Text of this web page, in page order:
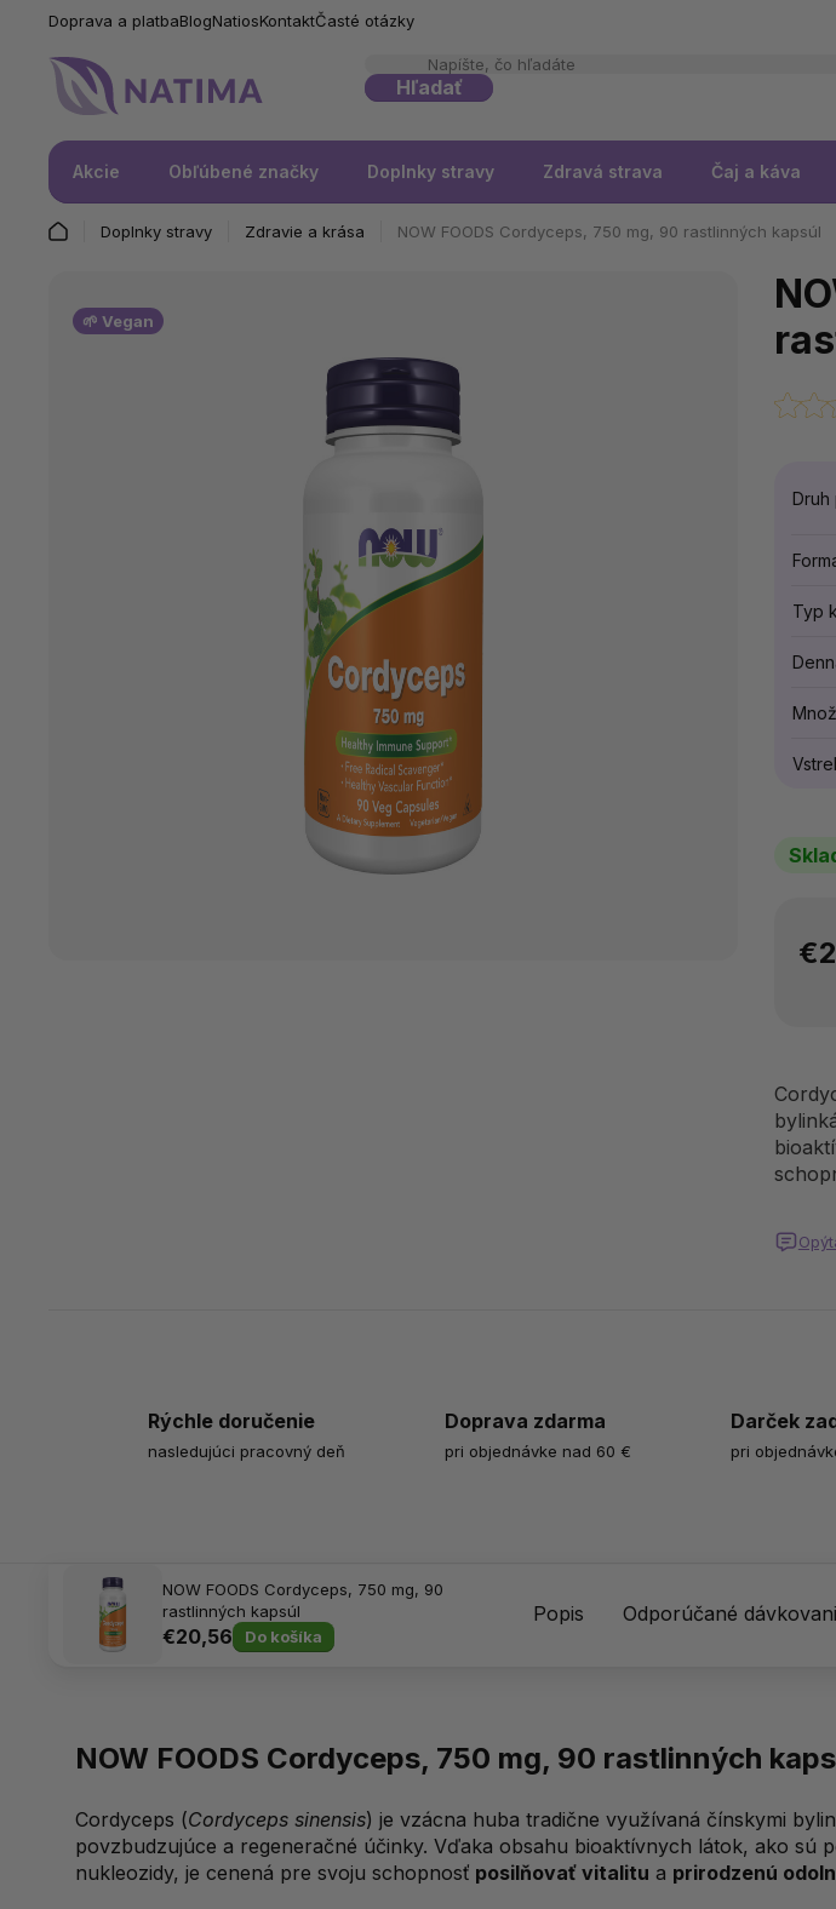
Doprava a platbaBlogNatiosKontaktČasté otázky
Hľadať
Akcie Obľúbené značky Doplnky stravy Zdravá strava Čaj a káva
Doplnky stravy Zdravie a krása NOW FOODS Cordyceps, 750 mg, 90 rastlinných kapsúl
🌱 Vegan
Typ
Rýchle doručenie
nasledujúci pracovný deň
Doprava zdarma
pri objednávke nad 60 €
Darček
pri
NOW FOODS Cordyceps, 750 mg, 90
rastlinných kapsúl
€20,56 Do košíka
Popis Odporúčané
NOW FOODS Cordyceps, 750 mg, 90 rastlinných
Cordyceps (Cordyceps sinensis) je vzácna huba tradične využívaná čínskymi
povzbudzujúce a regeneračné účinky. Vďaka obsahu bioaktívnych látok, ako sú
nukleozidy, je cenená pre svoju schopnosť posilňovať vitalitu a prirodzenú